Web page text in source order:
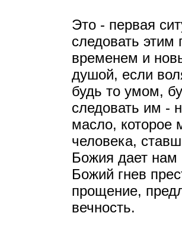
Это - первая
следовать этим
временем и
душой, если
будь то умом,
следовать им -
масло, которое
человека,
Божия дает нам
Божий гнев
прощение,
вечность.